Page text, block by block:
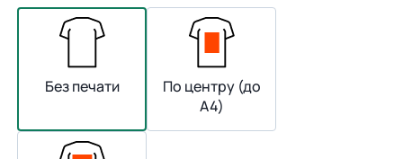
Без печати
По центру (до
А4)